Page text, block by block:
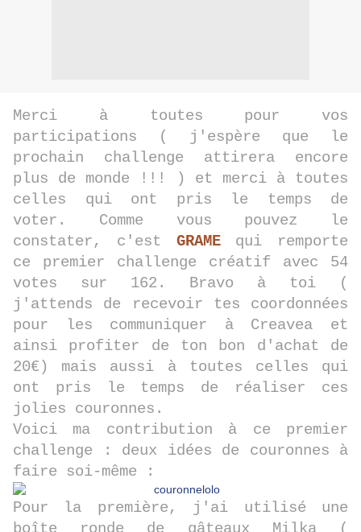
Merci à toutes pour vos
participations ( j'espère que le
prochain challenge attirera encore
plus de monde !!! ) et merci à toutes
celles qui ont pris le temps de
voter. Comme vous pouvez le
constater, c'est GRAMEqui remporte
ce premier challenge créatif avec 54
votes sur 162. Bravo à toi (
j'attends de recevoir tes coordonnées
pour les communiquer à Creavea et
ainsi profiter de ton bon d'achat de
20€) mais aussi à toutes celles qui
ont pris le temps de réaliser ces
jolies couronnes.
Voici ma contribution à ce premier
challenge : deux idées de couronnes à
faire soi-même :
Pour la première, j'ai utilisé une